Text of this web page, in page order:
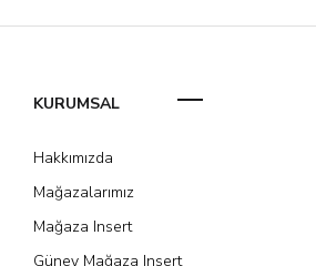
KURUMSAL
Hakkımızda
Mağazalarımız
Mağaza Insert
Güney Mağaza Insert